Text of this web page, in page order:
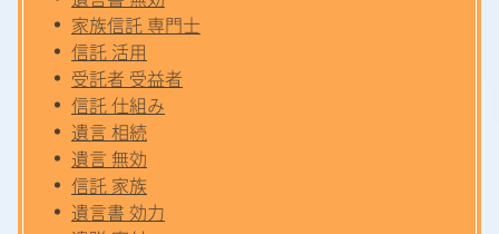
家族信託 専門士
信託 活用
受託者 受益者
信託 仕組み
遺言 相続
遺言 無効
信託 家族
遺言書 効力